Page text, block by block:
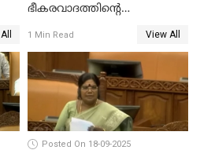
ഭീകരവാദത്തിന്റെ
ജയശങ്കര്‍
1 Min Read View All
Posted On 18-09-2025